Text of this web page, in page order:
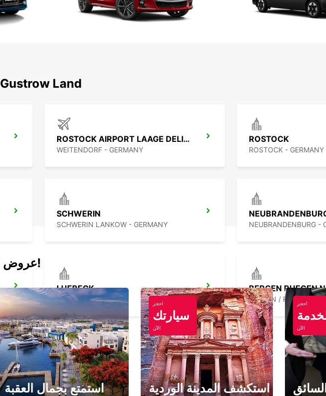
اكتشف محطاتنا الشهيرة حول Gustrow Land
ROSTOCK AIRPORT LAAGE DELIVERY
WEITENDORF - GERMANY
ROSTOCK
ROSTOCK - GERMANY
SCHWERIN
SCHWERIN LANKOW - GERMANY NEUBRANDENBURG -
LUEBECK
LUEBECK - GERMANY
BERGEN RUEGEN
BERGEN / RUEGEN -
عروض اليوم لتأجير السيارات والفانات!
استمتع بجمال العقبة
احجز
سيارتك
الآن
استكشف المدينة الوردية
احجز
الآن